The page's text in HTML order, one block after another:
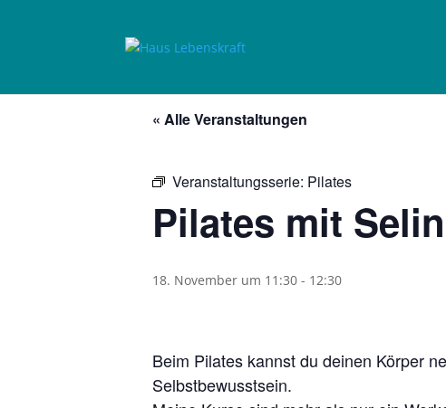
« Alle Veranstaltungen
Veranstaltungsserie: Pilates
Pilates mit
18. November um 11:30 - 12:30
Beim Pilates kannst du deinen Körper
Selbstbewusstsein.